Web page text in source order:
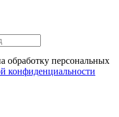
обработку персональных
конфиденциальности